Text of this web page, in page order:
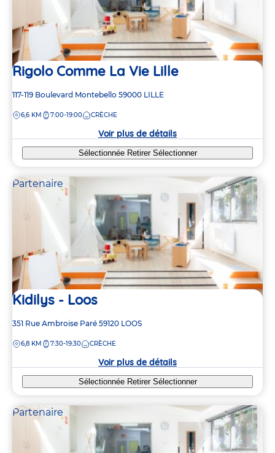
Rigolo Comme La Vie Lille
Adresse
la
117-119 Boulevard Montebello 59000 LILLE
DISTANCE
6,6 KM 7:00-19:00 CRÈCHE
Voir plus de détails
Sélectionnée Retirer Sélectionner
Partenaire
Kidilys - Loos
Adresse
la
351 Rue Ambroise Paré 59120 LOOS
DISTANCE
6,8 KM 7:30-19:30 CRÈCHE
Voir plus de détails
Sélectionnée Retirer Sélectionner
Partenaire